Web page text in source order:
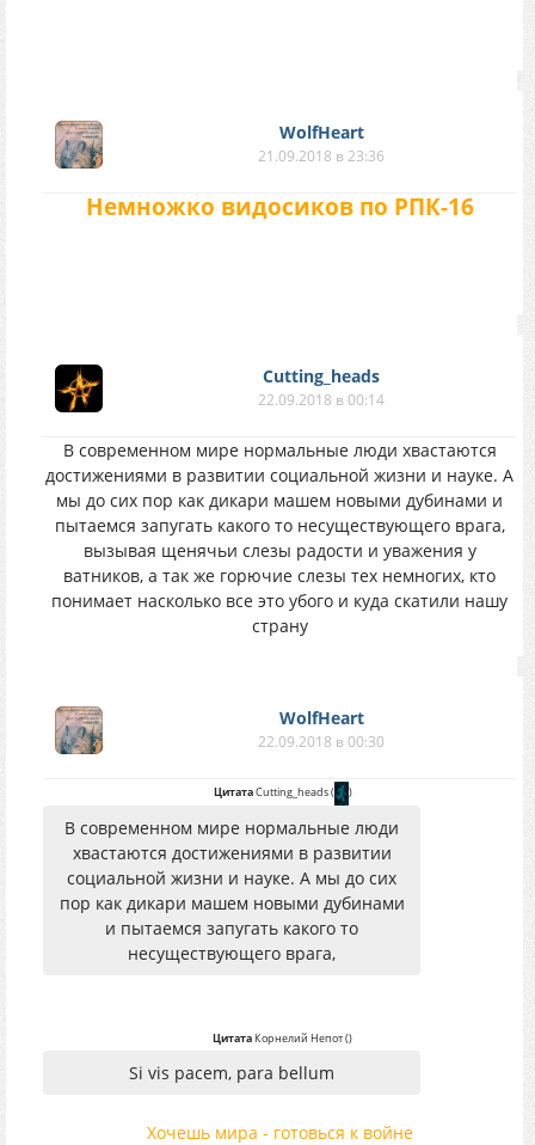
WolfHeart
21.09.2018 в 23:36
Немножко видосиков по РПК-16
Cutting_heads
22.09.2018 в 00:14
В современном мире нормальные люди хвастаются
достижениями в развитии социальной жизни и науке. А
мы до сих пор как дикари машем новыми дубинами и
пытаемся запугать какого то несуществующего врага,
вызывая щенячьи слезы радости и уважения у
ватников, а так же горючие слезы тех немногих, кто
понимает насколько все это убого и куда скатили нашу
страну
WolfHeart
22.09.2018 в 00:30
ЦитатаCutting_heads( )
В современном мире нормальные люди
хвастаются достижениями в развитии
социальной жизни и науке. А мы до сих
пор как дикари машем новыми дубинами
и пытаемся запугать какого то
несуществующего врага,
ЦитатаКорнелий Непот()
Si vis pacem, para bellum
Хочешь мира - готовься к войне